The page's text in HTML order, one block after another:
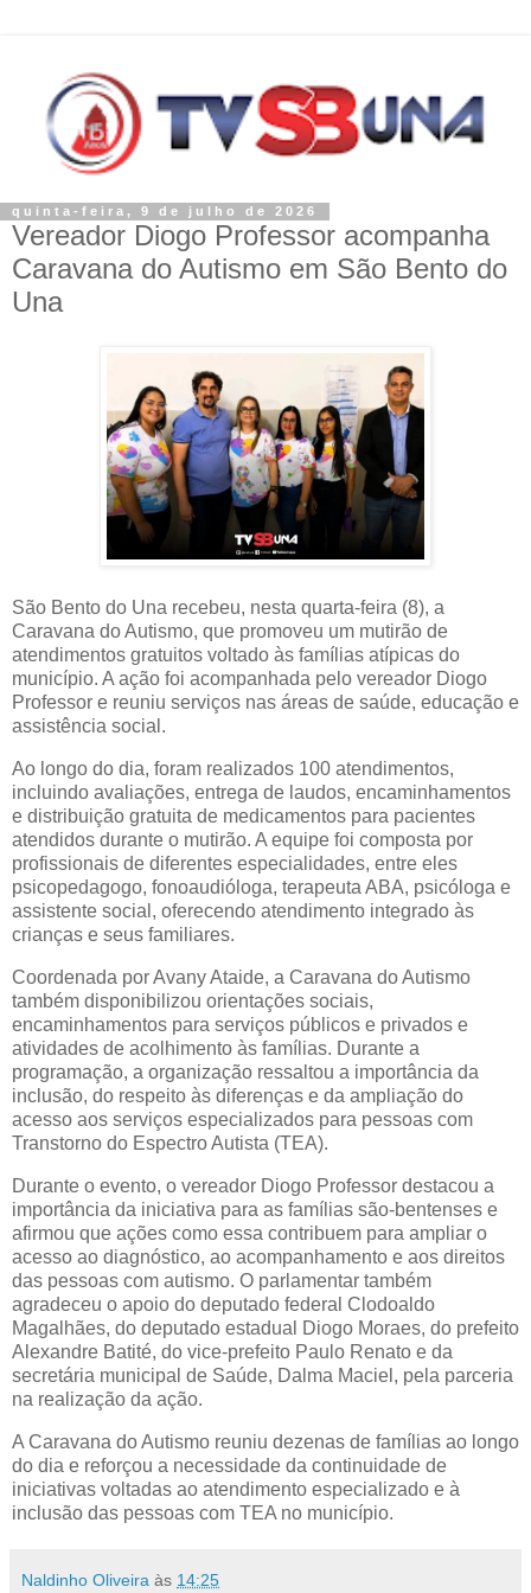
quinta-feira, 9 de julho de 2026
Vereador Diogo Professor acompanha
Caravana do Autismo em São Bento do
Una
São Bento do Una recebeu, nesta quarta-feira (8), a
Caravana do Autismo, que promoveu um mutirão de
atendimentos gratuitos voltado às famílias atípicas do
município. A ação foi acompanhada pelo vereador Diogo
Professor e reuniu serviços nas áreas de saúde, educação e
assistência social.
Ao longo do dia, foram realizados 100 atendimentos,
incluindo avaliações, entrega de laudos, encaminhamentos
e distribuição gratuita de medicamentos para pacientes
atendidos durante o mutirão. A equipe foi composta por
profissionais de diferentes especialidades, entre eles
psicopedagogo, fonoaudióloga, terapeuta ABA, psicóloga e
assistente social, oferecendo atendimento integrado às
crianças e seus familiares.
Coordenada por Avany Ataide, a Caravana do Autismo
também disponibilizou orientações sociais,
encaminhamentos para serviços públicos e privados e
atividades de acolhimento às famílias. Durante a
programação, a organização ressaltou a importância da
inclusão, do respeito às diferenças e da ampliação do
acesso aos serviços especializados para pessoas com
Transtorno do Espectro Autista (TEA).
Durante o evento, o vereador Diogo Professor destacou a
importância da iniciativa para as famílias são-bentenses e
afirmou que ações como essa contribuem para ampliar o
acesso ao diagnóstico, ao acompanhamento e aos direitos
das pessoas com autismo. O parlamentar também
agradeceu o apoio do deputado federal Clodoaldo
Magalhães, do deputado estadual Diogo Moraes, do prefeito
Alexandre Batité, do vice-prefeito Paulo Renato e da
secretária municipal de Saúde, Dalma Maciel, pela parceria
na realização da ação.
A Caravana do Autismo reuniu dezenas de famílias ao longo
do dia e reforçou a necessidade da continuidade de
iniciativas voltadas ao atendimento especializado e à
inclusão das pessoas com TEA no município.
Naldinho Oliveira às 14:25